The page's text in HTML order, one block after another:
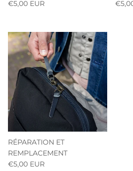
€5,00 EUR
RÉPARATION ET
REMPLACEMENT
€5,00 EUR